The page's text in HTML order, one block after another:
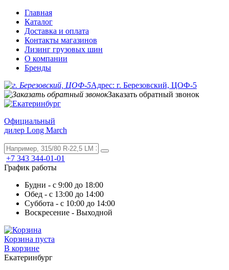
Главная
Каталог
Доставка и оплата
Контакты магазинов
Лизинг грузовых шин
О компании
Бренды
Адрес: г. Березовский, ЦОФ-5
Заказать обратный звонок
Официальный
дилер Long March
+7 343 344-01-01
График работы
Будни - с 9:00 до 18:00
Обед - с 13:00 до 14:00
Суббота - с 10:00 до 14:00
Воскресение - Выходной
Корзина пуста
В корзине
Екатеринбург